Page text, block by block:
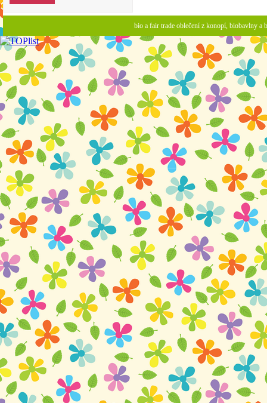
bio a fair trade oblečení z konopí, biobavlny a